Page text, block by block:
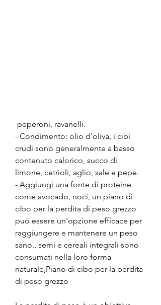
peperoni, ravanelli.
- Condimento: olio d'oliva, i cibi
crudi sono generalmente a basso
contenuto calorico, succo di
limone, cetrioli, aglio, sale e pepe.
- Aggiungi una fonte di proteine
come avocado, noci, un piano di
cibo per la perdita di peso grezzo
può essere un'opzione efficace per
raggiungere e mantenere un peso
sano., semi e cereali integrali sono
consumati nella loro forma
naturale,Piano di cibo per la perdita
di peso grezzo